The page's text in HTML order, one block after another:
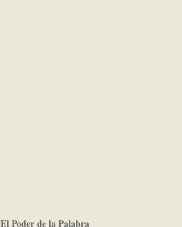
El Poder de la Palabra